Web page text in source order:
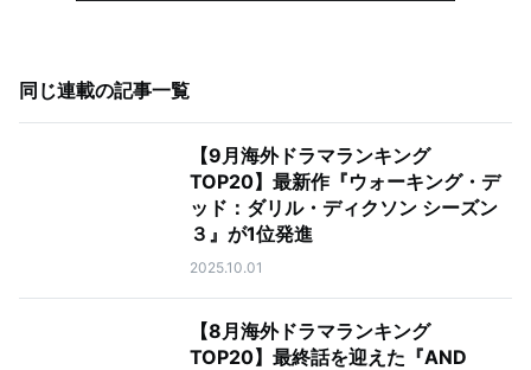
同じ連載の記事一覧
【9月海外ドラマランキング
TOP20】最新作『ウォーキング・デ
ッド：ダリル・ディクソン シーズン
３』が1位発進
2025.10.01
【8月海外ドラマランキング
TOP20】最終話を迎えた『AND